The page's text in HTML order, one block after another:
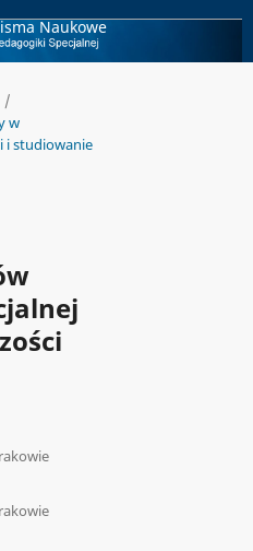
Naukowe
/
w
i studiowanie